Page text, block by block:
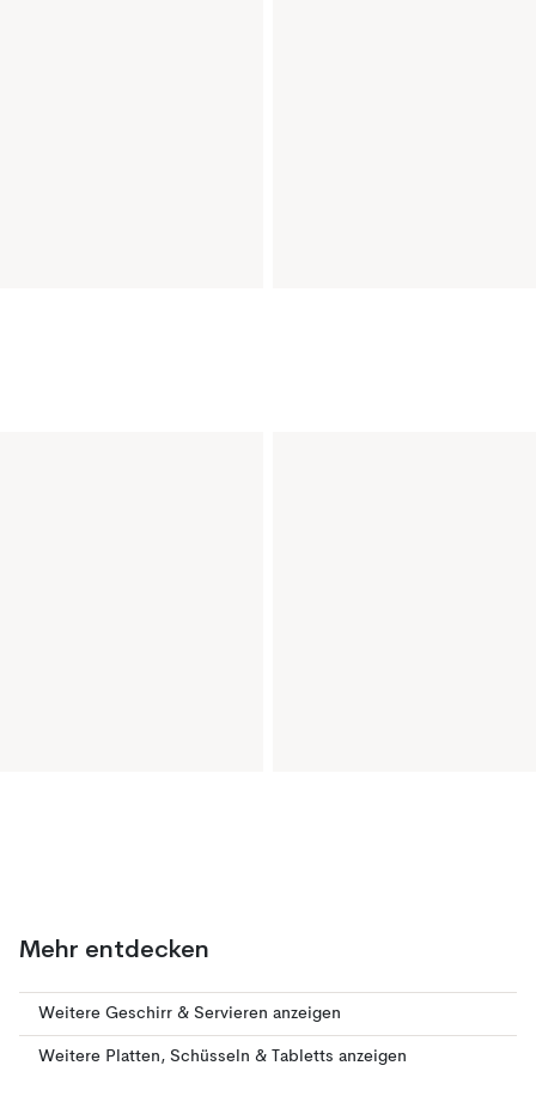
Mehr entdecken
Weitere Geschirr & Servieren anzeigen
Weitere Platten, Schüsseln & Tabletts anzeigen